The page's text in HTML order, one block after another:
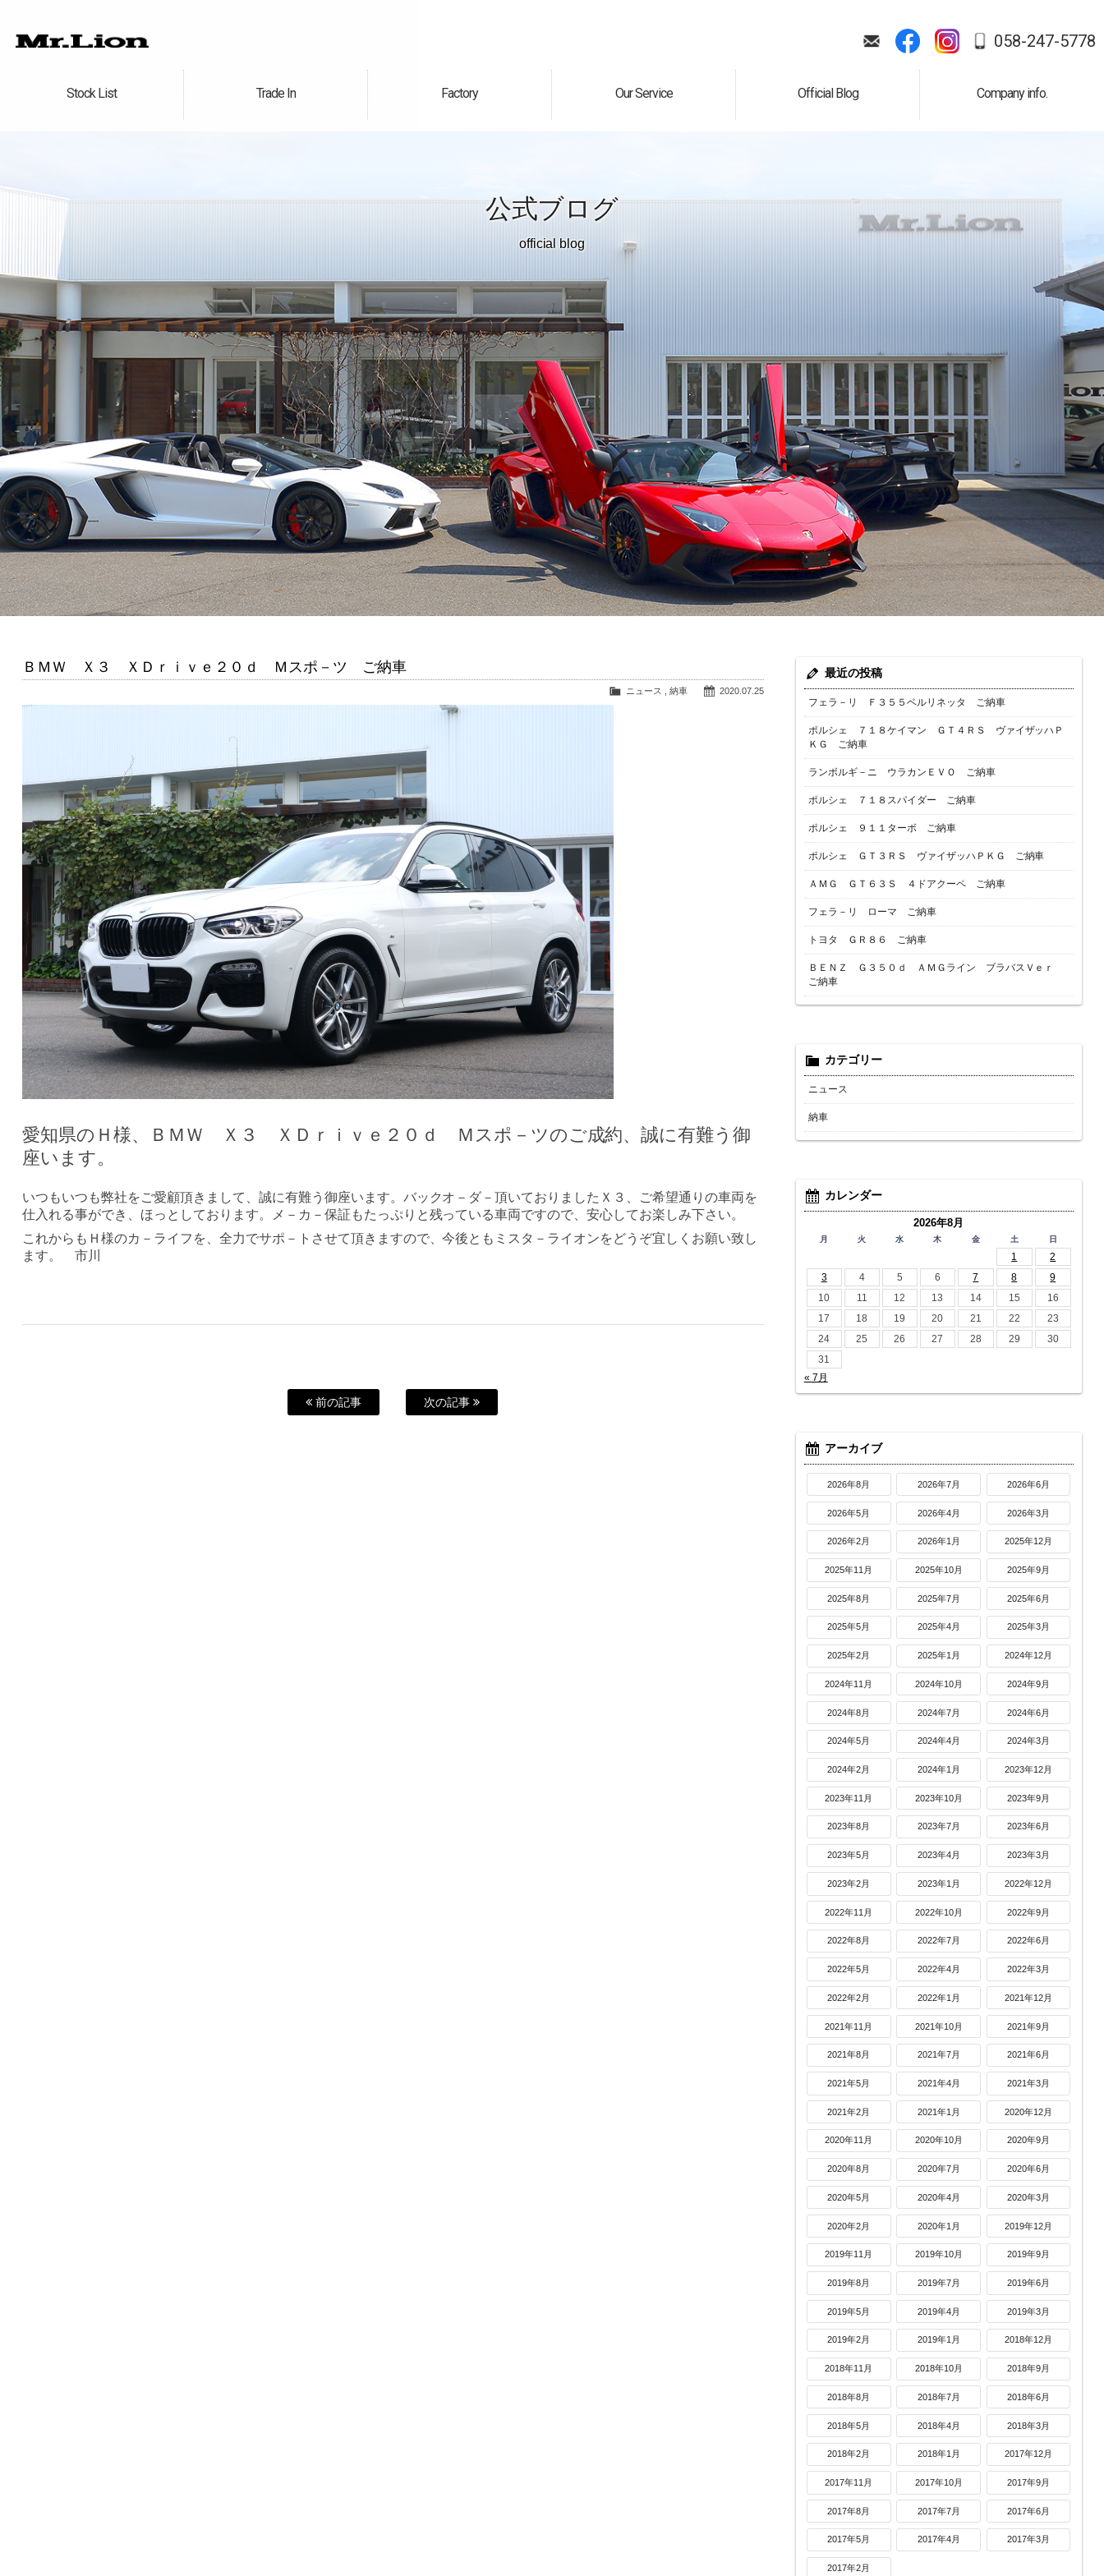
058-247-5778
Stock List
在庫車情報 Trade In
買取無料査定 Factory
自社工場 Our Service
サービス案内 Official Blog
公式ブログ Company info.
会社案内
公式ブログ
official blog
ＢＭＷ Ｘ３ ＸＤｒｉｖｅ２０ｄ Ｍスポ－ツ ご納車
2020.07.25
ニュース ,納車
愛知県のＨ様、ＢＭＷ Ｘ３ ＸＤｒｉｖｅ２０ｄ Ｍスポ－ツのご成約、誠に有難う御
座います。
いつもいつも弊社をご愛顧頂きまして、誠に有難う御座います。バックオ－ダ－頂いておりましたＸ３、ご希望通りの車両を
仕入れる事ができ、ほっとしております。メ－カ－保証もたっぷりと残っている車両ですので、安心してお楽しみ下さい。
これからもＨ様のカ－ライフを、全力でサポ－トさせて頂きますので、今後ともミスタ－ライオンをどうぞ宜しくお願い致し
ます。 市川
前の記事 次の記事
最近の投稿
フェラ－リ Ｆ３５５ベルリネッタ ご納車
ポルシェ ７１８ケイマン ＧＴ４ＲＳ ヴァイザッハＰ
ＫＧ ご納車
ランボルギ－ニ ウラカンＥＶＯ ご納車
ポルシェ ７１８スパイダー ご納車
ポルシェ ９１１ターボ ご納車
ポルシェ ＧＴ３ＲＳ ヴァイザッハＰＫＧ ご納車
ＡＭＧ ＧＴ６３Ｓ ４ドアクーペ ご納車
フェラ－リ ローマ ご納車
トヨタ ＧＲ８６ ご納車
ＢＥＮＺ Ｇ３５０ｄ ＡＭＧライン ブラバスＶｅｒ
ご納車
カテゴリー
ニュース
納車
カレンダー
2026年8月
月 火 水 木 金 土 日
1
2
3
4 5 6 7 8
9
10
11 12 13 14 15
16
17
18 19 20 21 22
23
24
25 26 27 28 29
30
31
« 7月
アーカイブ
2026年8月 2026年7月 2026年6月
2026年5月 2026年4月 2026年3月
2026年2月 2026年1月 2025年12月
2025年11月 2025年10月 2025年9月
2025年8月 2025年7月 2025年6月
2025年5月 2025年4月 2025年3月
2025年2月 2025年1月 2024年12月
2024年11月 2024年10月 2024年9月
2024年8月 2024年7月 2024年6月
2024年5月 2024年4月 2024年3月
2024年2月 2024年1月 2023年12月
2023年11月 2023年10月 2023年9月
2023年8月 2023年7月 2023年6月
2023年5月 2023年4月 2023年3月
2023年2月 2023年1月 2022年12月
2022年11月 2022年10月 2022年9月
2022年8月 2022年7月 2022年6月
2022年5月 2022年4月 2022年3月
2022年2月 2022年1月 2021年12月
2021年11月 2021年10月 2021年9月
2021年8月 2021年7月 2021年6月
2021年5月 2021年4月 2021年3月
2021年2月 2021年1月 2020年12月
2020年11月 2020年10月 2020年9月
2020年8月 2020年7月 2020年6月
2020年5月 2020年4月 2020年3月
2020年2月 2020年1月 2019年12月
2019年11月 2019年10月 2019年9月
2019年8月 2019年7月 2019年6月
2019年5月 2019年4月 2019年3月
2019年2月 2019年1月 2018年12月
2018年11月 2018年10月 2018年9月
2018年8月 2018年7月 2018年6月
2018年5月 2018年4月 2018年3月
2018年2月 2018年1月 2017年12月
2017年11月 2017年10月 2017年9月
2017年8月 2017年7月 2017年6月
2017年5月 2017年4月 2017年3月
2017年2月